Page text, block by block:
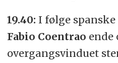
19.40: I følge
Fabio Coentrao ende
overgangsvinduet